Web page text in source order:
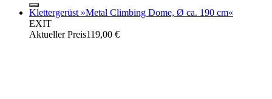
Klettergerüst »Metal Climbing Dome, Ø ca. 190 cm«
EXIT
Aktueller Preis119,00 €